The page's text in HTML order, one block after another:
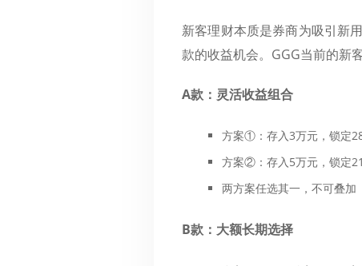
新客理财本质是券商为吸引新
款的收益机会。GGG当前的新
A款：灵活收益组合
方案①：存入3万元，锁定
方案②：存入5万元，锁定
两方案任选其一，不可叠加
B款：大额长期选择